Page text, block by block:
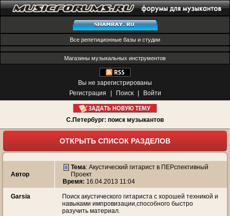
Все репетиционные базы и студии
Магазины музыкальных инструментов
Вы не зарегистрированы
Регистрация
Поиск Войти
С.Петербург: поиск музыкантов
ОТКРЫТЬ СПИСОК РАЗДЕЛОВ
Автор
Тема: Акустический гитарист в ПЕРспективный
Проект
Время: 16.04.2013 11:04
Garsia
Поиск акустического гитариста с хорошей техникой и
навыками импровизации,способного быстро
разучить материал.